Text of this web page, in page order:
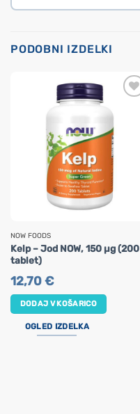
PODOBNI IZDELKI
NOW FOODS
Kelp – Jod NOW, 150 µg (200
tablet)
12,70€
DODAJ V KOŠARICO
OGLED IZDELKA